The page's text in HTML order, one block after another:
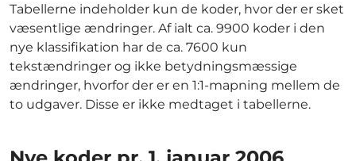
Tabellerne indeholder kun de koder, hvor der er sket
væsentlige ændringer. Af ialt ca. 9900 koder i den
nye klassifikation har de ca. 7600 kun
tekstændringer og ikke betydningsmæssige
ændringer, hvorfor der er en 1:1-mapning mellem de
to udgaver. Disse er ikke medtaget i tabellerne.